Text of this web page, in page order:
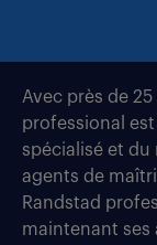
Avec près de 25
professional est
spécialisé et du
agents de
Randstad
maintenant ses